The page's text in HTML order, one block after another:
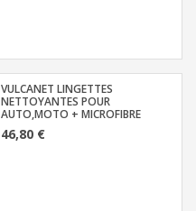
VULCANET LINGETTES
NETTOYANTES POUR
AUTO,MOTO + MICROFIBRE
46,80 €